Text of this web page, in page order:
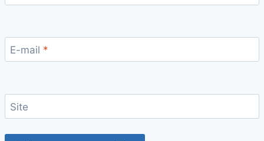
E-mail *
Site